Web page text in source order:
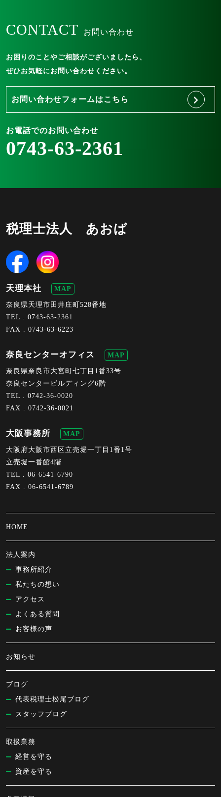
CONTACT お問い合わせ
お困りのことやご相談がございましたら、
ぜひお気軽にお問い合わせください。
お問い合わせフォームはこちら
お電話でのお問い合わせ
0743-63-2361
税理士法人 あおば
天理本社 MAP
奈良県天理市田井庄町528番地
TEL . 0743-63-2361
FAX . 0743-63-6223
奈良センターオフィス MAP
奈良県奈良市大宮町七丁目1番33号
奈良センタービルディング6階
TEL . 0742-36-0020
FAX . 0742-36-0021
大阪事務所 MAP
大阪府大阪市西区立売堀一丁目1番1号
立売堀一番館4階
TEL . 06-6541-6790
FAX . 06-6541-6789
HOME
法人案内
事務所紹介
私たちの想い
アクセス
よくある質問
お客様の声
お知らせ
ブログ
代表税理士松尾ブログ
スタッフブログ
取扱業務
経営を守る
資産を守る